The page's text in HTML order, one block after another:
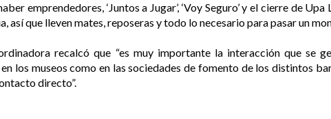
emprendedores, ‘Juntos a Jugar’, ‘Voy Seguro’ y el cierre de
así que lleven mates, reposeras y todo lo necesario para pasar un
recalcó que “es muy importante la interacción que se
los museos como en las sociedades de fomento de los distintos
directo”.